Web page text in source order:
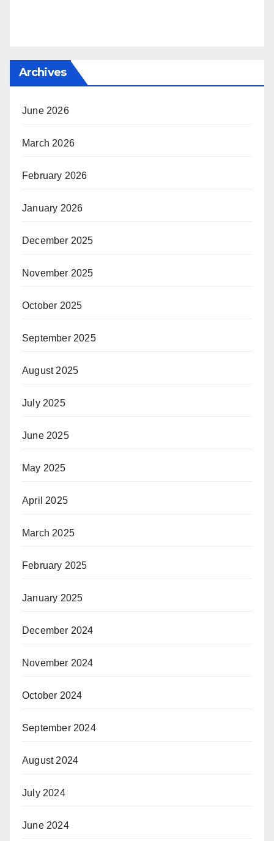
Archives
June 2026
March 2026
February 2026
January 2026
December 2025
November 2025
October 2025
September 2025
August 2025
July 2025
June 2025
May 2025
April 2025
March 2025
February 2025
January 2025
December 2024
November 2024
October 2024
September 2024
August 2024
July 2024
June 2024